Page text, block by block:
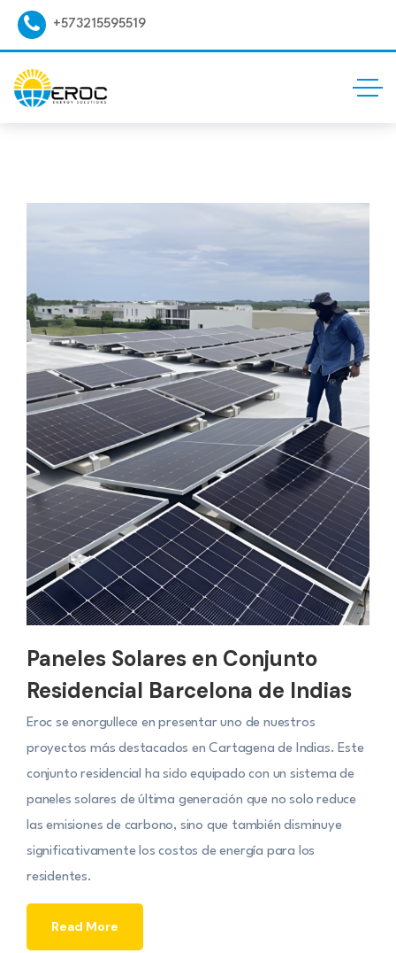
+573215595519
Paneles Solares en Conjunto
Residencial Barcelona de Indias
Eroc se enorgullece en presentar uno de nuestros
proyectos más destacados en Cartagena de Indias. Este
conjunto residencial ha sido equipado con un sistema de
paneles solares de última generación que no solo reduce
las emisiones de carbono, sino que también disminuye
significativamente los costos de energía para los
residentes.
Read More